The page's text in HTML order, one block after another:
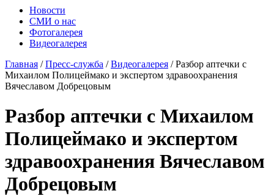
Новости
СМИ о нас
Фотогалерея
Видеогалерея
Главная / Пресс-служба / Видеогалерея / Разбор аптечки с
Михаилом Полицеймако и экспертом здравоохранения
Вячеславом Добрецовым
Разбор аптечки с Михаилом
Полицеймако и экспертом
здравоохранения Вячеславом
Добрецовым